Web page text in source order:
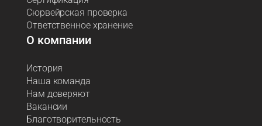
Сюрвейрская проверка
Ответственное хранение
О компании
История
Наша команда
Нам доверяют
Вакансии
Благотворительность